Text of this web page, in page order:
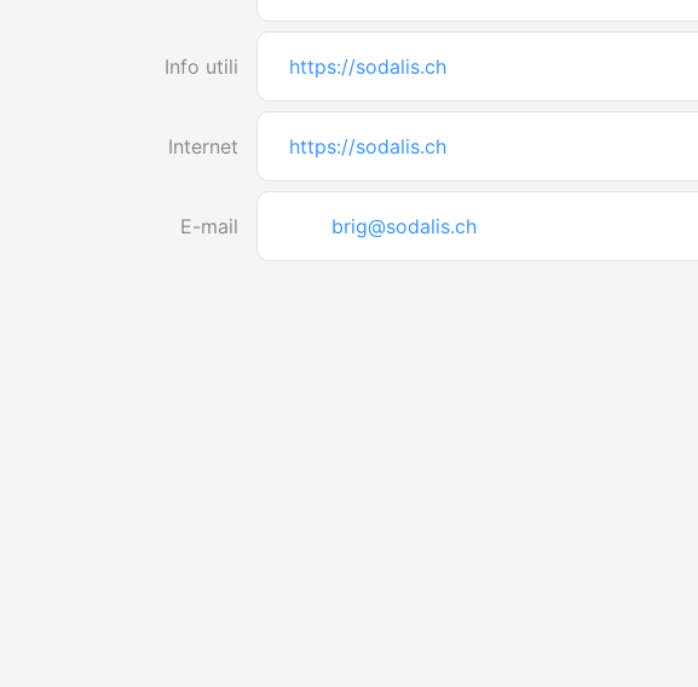
Info utili https://sodalis.ch
Internet https://sodalis.ch
E-mail brig@sodalis.ch